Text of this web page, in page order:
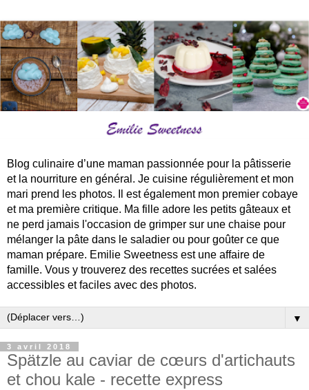
Blog culinaire d’une maman passionnée pour la pâtisserie
et la nourriture en général. Je cuisine régulièrement et mon
mari prend les photos. Il est également mon premier cobaye
et ma première critique. Ma fille adore les petits gâteaux et
ne perd jamais l'occasion de grimper sur une chaise pour
mélanger la pâte dans le saladier ou pour goûter ce que
maman prépare. Emilie Sweetness est une affaire de
famille. Vous y trouverez des recettes sucrées et salées
accessibles et faciles avec des photos.
▼
3 avril 2018
Spätzle au caviar de cœurs d'artichauts
et chou kale - recette express